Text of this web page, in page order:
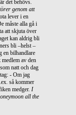
det behövs.
genom att
lever i en
måste alla gå i
att skjuta över
kan aldrig bli
bli –helst –
en bilhandlare
av den
natt och dag
- Om jag
så kommer
medger. I
all the